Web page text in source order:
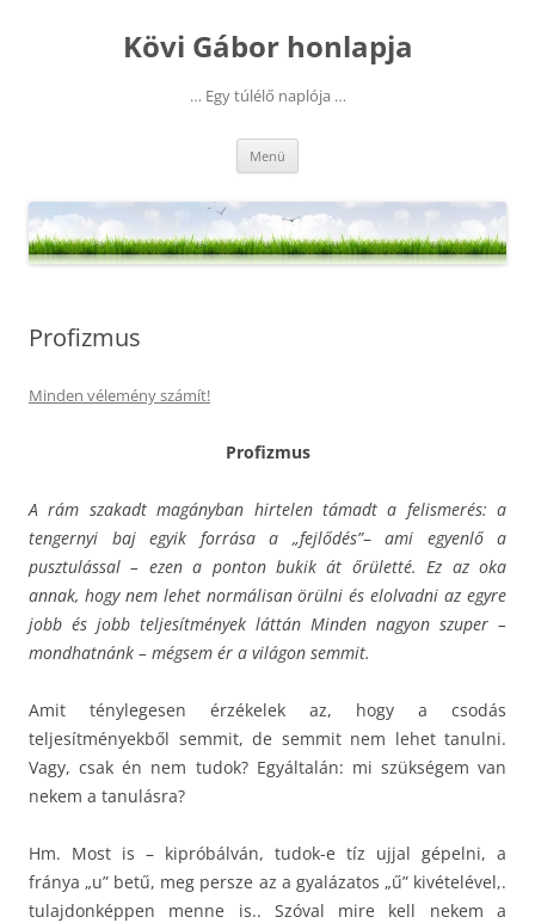
Kövi Gábor honlapja
… Egy túlélő naplója …
Menü
Profizmus
Minden vélemény számít!
Profizmus
A rám szakadt magányban hirtelen támadt a felismerés: a
tengernyi baj egyik forrása a „fejlődés”– ami egyenlő a
pusztulással – ezen a ponton bukik át őrületté. Ez az oka
annak, hogy nem lehet normálisan örülni és elolvadni az egyre
jobb és jobb teljesítmények láttán Minden nagyon szuper –
mondhatnánk – mégsem ér a világon semmit.
Amit ténylegesen érzékelek az, hogy a csodás
teljesítményekből semmit, de semmit nem lehet tanulni.
Vagy, csak én nem tudok? Egyáltalán: mi szükségem van
nekem a tanulásra?
Hm. Most is – kipróbálván, tudok-e tíz ujjal gépelni, a
fránya „u” betű, meg persze az a gyalázatos „ű” kivételével,.
tulajdonképpen menne is.. Szóval mire kell nekem a